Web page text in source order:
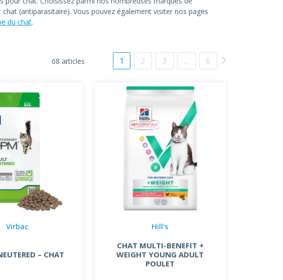
(antiparasitaire). Vous pouvez également visiter nos pages
du chat.
68 articles 1 2 3 … 6
Virbac
– CHAT
Hill's
CHAT MULTI-BENEFIT +
WEIGHT YOUNG ADULT
POULET